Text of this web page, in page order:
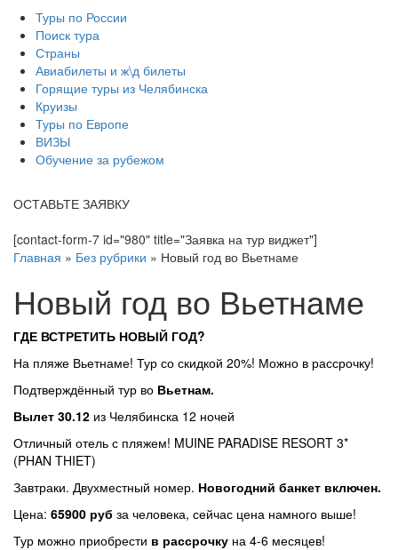
Туры по России
Поиск тура
Страны
Авиабилеты и ж\д билеты
Горящие туры из Челябинска
Круизы
Туры по Европе
ВИЗЫ
Обучение за рубежом
ОСТАВЬТЕ ЗАЯВКУ
[contact-form-7 id="980" title="Заявка на тур виджет"]
Главная » Без рубрики » Новый год во Вьетнаме
Новый год во Вьетнаме
ГДЕ ВСТРЕТИТЬ НОВЫЙ ГОД?
На пляже Вьетнаме! Тур со скидкой 20%! Можно в рассрочку!
Подтверждённый тур во Вьетнам.
Вылет 30.12 из Челябинска 12 ночей
Отличный отель с пляжем! MUINE PARADISE RESORT 3*
(PHAN THIET)
Завтраки. Двухместный номер. Новогодний банкет включен.
Цена: 65900 руб за человека, сейчас цена намного выше!
Тур можно приобрести в рассрочку на 4-6 месяцев!